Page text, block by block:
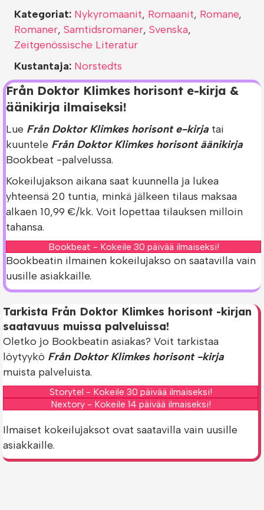
Från Doktor Klimkes horisont e-kirja &
äänikirja ilmaiseksi!
Lue Från Doktor Klimkes horisont e-kirja tai
kuuntele Från Doktor Klimkes horisont äänikirja
Bookbeat -palvelussa.
Kokeilujakson aikana saat kuunnella ja lukea
yhteensä 20 tuntia, minkä jälkeen tilaus maksaa
alkaen 10,99 €/kk. Voit lopettaa tilauksen milloin
tahansa.
Bookbeat - Kokeile 30 päivää ilmaiseksi!
Bookbeatin ilmainen kokeilujakso on saatavilla vain
uusille asiakkaille.
Kategoriat: Nykyromaanit, Romaanit, Romane,
Romaner, Samtidsromaner, Svenska,
Zeitgenössische Literatur
Kustantaja: Norstedts
Tarkista Från Doktor Klimkes horisont -kirjan
saatavuus muissa palveluissa!
Oletko jo Bookbeatin asiakas? Voit tarkistaa
löytyykö Från Doktor Klimkes horisont -kirja
muista palveluista.
Storytel - Kokeile 30 päivää ilmaiseksi!
Nextory - Kokeile 14 päivää ilmaiseksi!
Ilmaiset kokeilujaksot ovat saatavilla vain uusille
asiakkaille.